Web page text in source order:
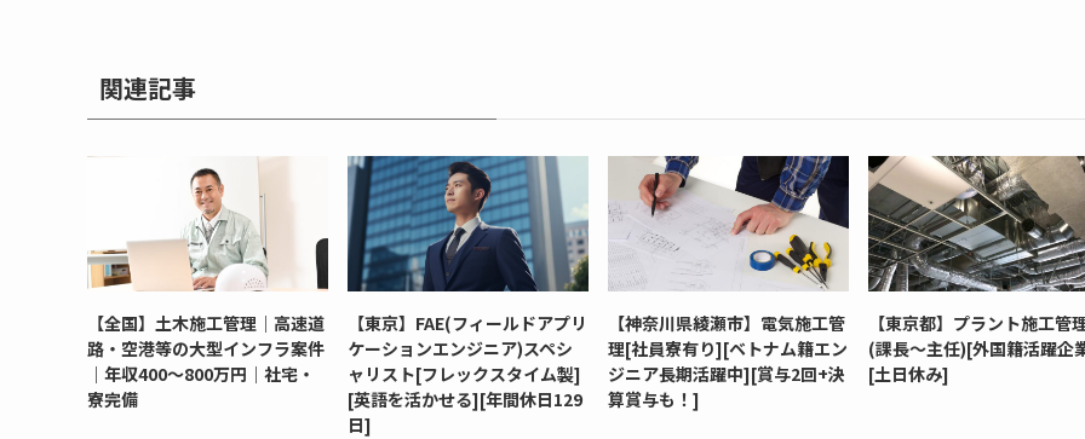
関連記事
【全国】土木施工管理｜高速道
路・空港等の大型インフラ案件
｜年収400～800万円｜社宅・
寮完備
【東京】FAE(フィールドアプリ
ケーションエンジニア)スペシ
ャリスト[フレックスタイム製]
[英語を活かせる][年間休日129
日]
【神奈川県綾瀬市】電気施工管
理[社員寮有り][ベトナム籍エン
ジニア長期活躍中][賞与2回+決
算賞与も！]
【東京都】プラント施工管
(課長～主任)[外国籍活躍企
[土日休み]